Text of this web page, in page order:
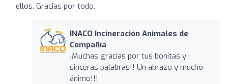
ellos. Gracias por todo.
INACO Incineración Animales de
Compañía
¡Muchas gracias por tus bonitas y
sinceras palabras!! Un abrazo y mucho
ánimo!!!